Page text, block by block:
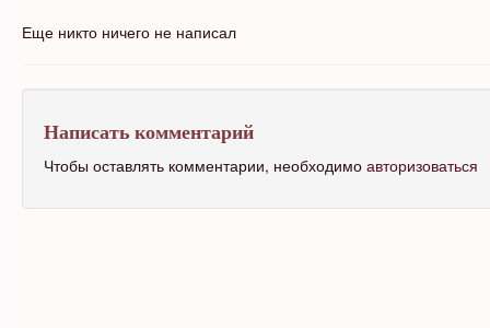
Еще никто ничего не написал
Написать комментарий
Чтобы оставлять комментарии, необходимо авторизоваться